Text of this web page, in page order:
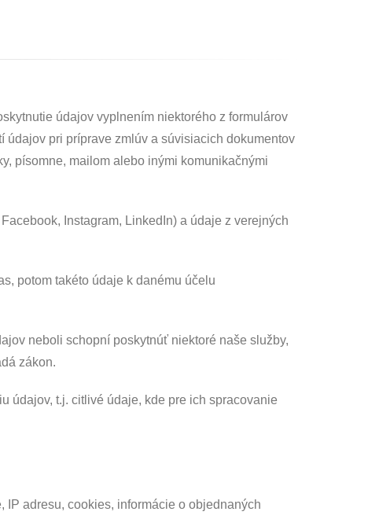
údajov vyplnením niektorého z formulárov
pri príprave zmlúv a súvisiacich dokumentov
písomne, mailom alebo inými komunikačnými
Instagram, LinkedIn) a údaje z verejných
potom takéto údaje k danému účelu
neboli schopní poskytnúť niektoré naše služby,
zákon.
údajov, t.j. citlivé údaje, kde pre ich spracovanie
IP adresu, cookies, informácie o objednaných